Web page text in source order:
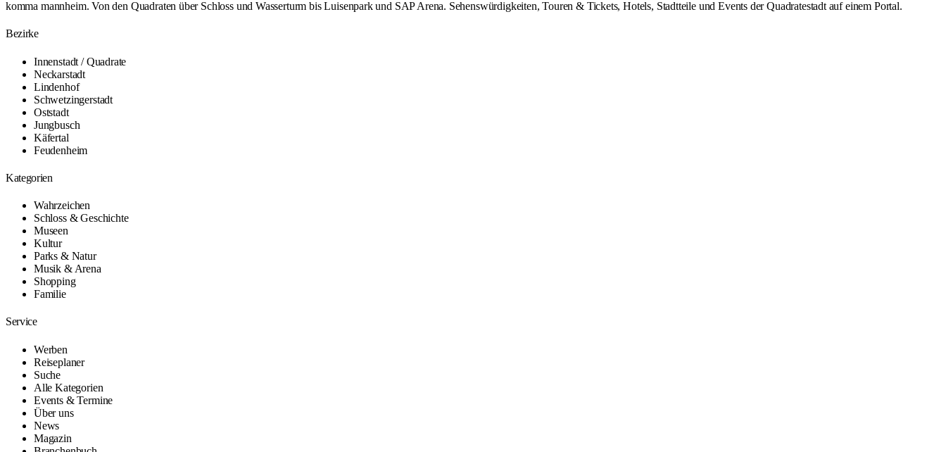
komma mannheim. Von den Quadraten über Schloss und Wasserturm bis Luisenpark und SAP Arena. Sehenswürdigkeiten, Touren & Tickets, Hotels, Stadtteile und Events der Quadratestadt auf einem Portal.
Bezirke
Innenstadt / Quadrate
Neckarstadt
Lindenhof
Schwetzingerstadt
Oststadt
Jungbusch
Käfertal
Feudenheim
Kategorien
Wahrzeichen
Schloss & Geschichte
Museen
Kultur
Parks & Natur
Musik & Arena
Shopping
Familie
Service
Werben
Reiseplaner
Suche
Alle Kategorien
Events & Termine
Über uns
News
Magazin